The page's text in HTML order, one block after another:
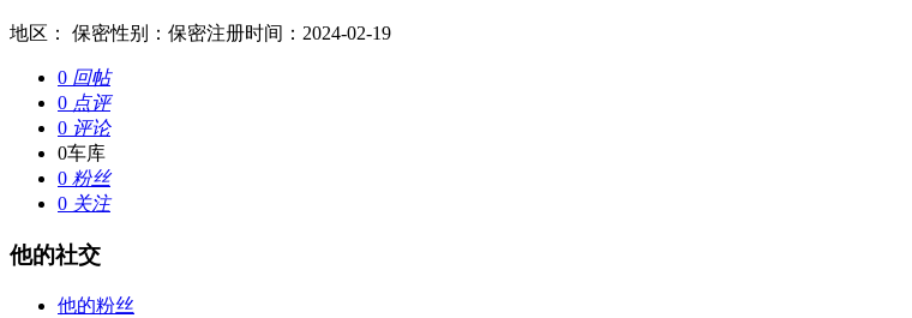
地区： 保密性别：保密注册时间：2024-02-19
0 回帖
0 点评
0 评论
0车库
0 粉丝
0 关注
他的社交
他的粉丝